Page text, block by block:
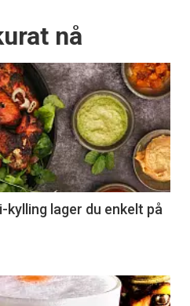
nå
lager du enkelt på